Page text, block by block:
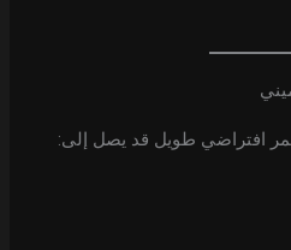
افتراضي طويل قد يصل إلى: